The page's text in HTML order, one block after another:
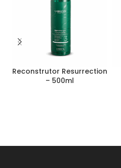
Reconstrutor Resurrection
– 500ml